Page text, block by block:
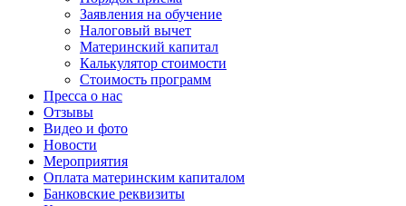
Заявления на обучение
Налоговый вычет
Материнский капитал
Калькулятор стоимости
Стоимость программ
Пресса о нас
Отзывы
Видео и фото
Новости
Мероприятия
Оплата материнским капиталом
Банковские реквизиты